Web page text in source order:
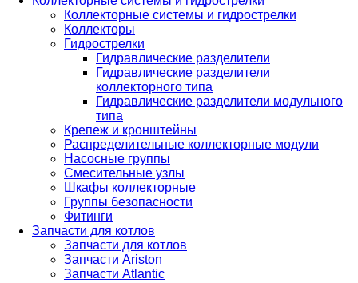
Коллекторные системы и гидрострелки
Коллекторы
Гидрострелки
Гидравлические разделители
Гидравлические разделители
коллекторного типа
Гидравлические разделители модульного
типа
Крепеж и кронштейны
Распределительные коллекторные модули
Насосные группы
Смесительные узлы
Шкафы коллекторные
Группы безопасности
Фитинги
Запчасти для котлов
Запчасти для котлов
Запчасти Ariston
Запчасти Atlantic